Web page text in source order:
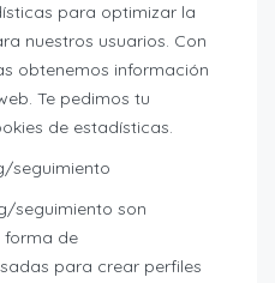
para optimizar la
nuestros usuarios. Con
obtenemos información
Te pedimos tu
de estadísticas.
seguimiento
seguimiento son
forma de
para crear perfiles